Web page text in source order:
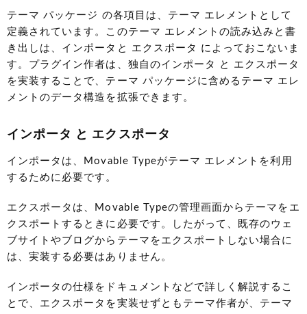
テーマ パッケージ の各項目は、テーマ エレメントとして
定義されています。このテーマ エレメントの読み込みと書
き出しは、インポータと エクスポータ によっておこないま
す。プラグイン作者は、独自のインポータ と エクスポータ
を実装することで、テーマ パッケージに含めるテーマ エレ
メントのデータ構造を拡張できます。
インポータ と エクスポータ
インポータは、Movable Typeがテーマ エレメントを利用
するために必要です。
エクスポータは、Movable Typeの管理画面からテーマをエ
クスポートするときに必要です。したがって、既存のウェ
ブサイトやブログからテーマをエクスポートしない場合に
は、実装する必要はありません。
インポータの仕様をドキュメントなどで詳しく解説するこ
とで、エクスポータを実装せずともテーマ作者が、テーマ